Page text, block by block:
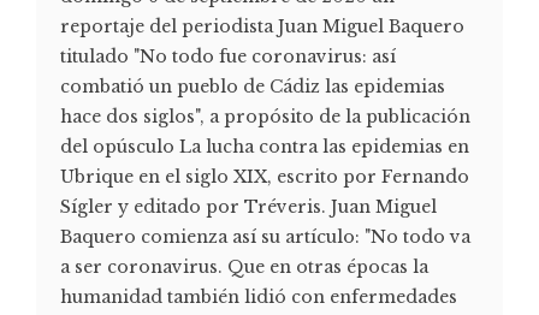
reportaje del periodista Juan Miguel Baquero
titulado "No todo fue coronavirus: así
combatió un pueblo de Cádiz las epidemias
hace dos siglos", a propósito de la publicación
del opúsculo La lucha contra las epidemias en
Ubrique en el siglo XIX, escrito por Fernando
Sígler y editado por Tréveris. Juan Miguel
Baquero comienza así su artículo: "No todo va
a ser coronavirus. Que en otras épocas la
humanidad también lidió con enfermedades